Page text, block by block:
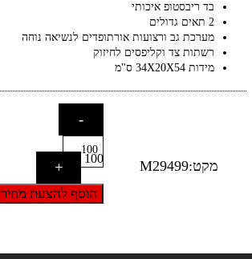
בד ריבסטופ איכותי
2 תאים גדולים
מערכת גב ורצועות אורתופדים לנשיאה נוחה
רשתות צד וקליפסים לחיזוק
מידות 34X20X54 ס"מ
מקט:M29499
-
100
+
הוסף להצעת מחיר